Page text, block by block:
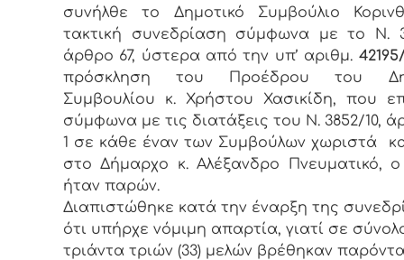
συνήλθε το Δημοτικό Συμβούλιο
τακτική συνεδρίαση σύμφωνα με το Ν.
άρθρο 67, ύστερα από την υπ’ αριθμ.
πρόσκληση του Προέδρου του
Συμβουλίου κ. Χρήστου Χασικίδη, που
σύμφωνα με τις διατάξεις του Ν. 3852/10,
1 σε κάθε έναν των Συμβούλων χωριστά
στο Δήμαρχο κ. Αλέξανδρο Πνευματικό,
ήταν παρών.
Διαπιστώθηκε κατά την έναρξη της
ότι υπήρχε νόμιμη απαρτία, γιατί σε
τριάντα τριών (33) μελών βρέθηκαν παρόντα